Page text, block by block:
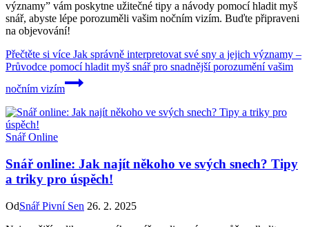
významy” vám poskytne užitečné tipy a návody pomocí hladit myš
snář, abyste lépe porozuměli vašim nočním vizím. Buďte připraveni
na objevování!
Přečtěte si více Jak správně interpretovat své sny a jejich významy –
Průvodce pomocí hladit myš snář pro snadnější porozumění vašim
nočním vizím
Snář Online
Snář online: Jak najít někoho ve svých snech? Tipy
a triky pro úspěch!
OdSnář Pivní Sen 26. 2. 2025